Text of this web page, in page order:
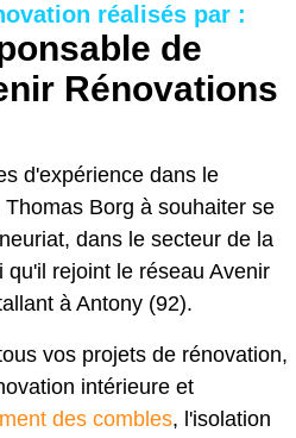
réalisés par :
de
Rénovations
d'expérience dans le
Borg à souhaiter se
dans le secteur de la
qu'il rejoint le réseau Avenir
à Antony (92).
vos projets de rénovation,
intérieure et
des combles, l'isolation